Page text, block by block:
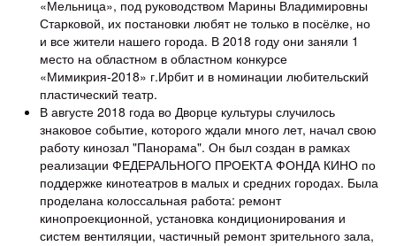
«Мельница», под руководством Марины Владимировны
Старковой, их постановки любят не только в посёлке, но
и все жители нашего города. В 2018 году они заняли 1
место на областном в областном конкурсе
«Мимикрия-2018» г.Ирбит и в номинации любительский
пластический театр.
В августе 2018 года во Дворце культуры случилось
знаковое событие, которого ждали много лет, начал свою
работу кинозал "Панорама". Он был создан в рамках
реализации ФЕДЕРАЛЬНОГО ПРОЕКТА ФОНДА КИНО по
поддержке кинотеатров в малых и средних городах. Была
проделана колоссальная работа: ремонт
кинопроекционной, установка кондиционирования и
систем вентиляции, частичный ремонт зрительного зала,